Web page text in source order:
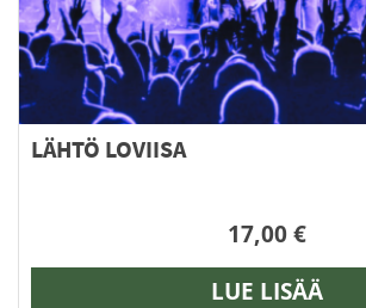
sivulla.
LÄHTÖ LOVIISA
17,00€
LUE LISÄÄ